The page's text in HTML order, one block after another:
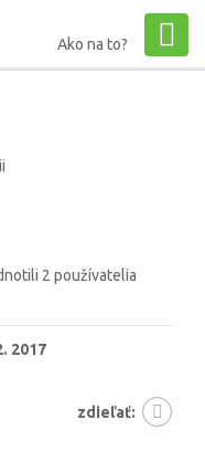
Ako na to?
2 používatelia
2017
zdieľať: